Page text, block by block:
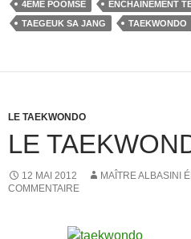
e
o
k
o
o
g
4ÈME POOMSÉ ENCHAINEMENT
TAEGEUK SA JANG
TAEKWONDO
LE TAEKWONDO
LE
12 MAI 2012 MAÎTRE ALBASINI
COMMENTAIRE